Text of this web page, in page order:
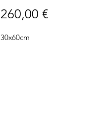
260,00 €Prix
30x60cm